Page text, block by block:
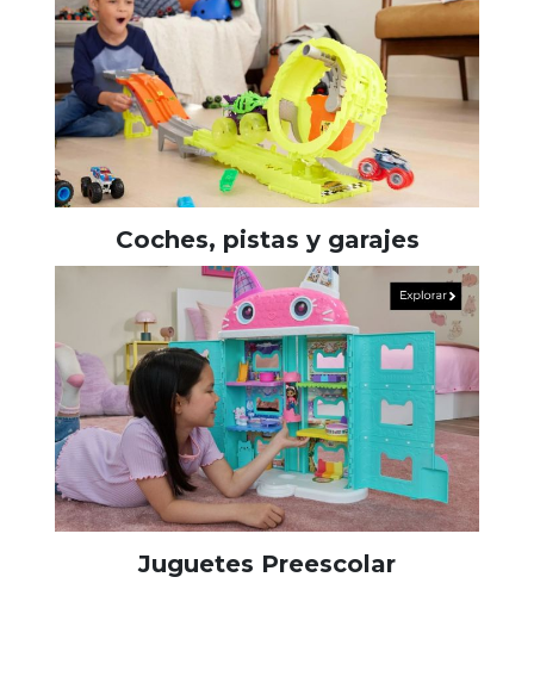
Coches, pistas y garajes
Juguetes Preescolar